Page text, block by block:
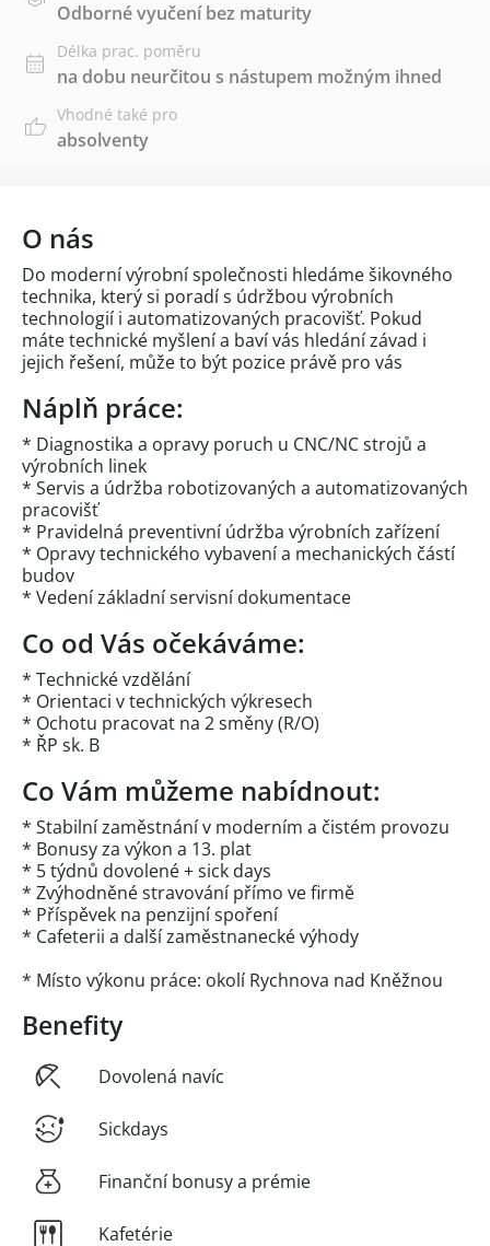
Odborné vyučení bez maturity
Délka prac. poměru
na dobu neurčitou s nástupem možným ihned
Vhodné také pro
absolventy
O nás
Do moderní výrobní společnosti hledáme šikovného
technika, který si poradí s údržbou výrobních
technologií i automatizovaných pracovišť. Pokud
máte technické myšlení a baví vás hledání závad i
jejich řešení, může to být pozice právě pro vás
Náplň práce:
* Diagnostika a opravy poruch u CNC/NC strojů a
výrobních linek
* Servis a údržba robotizovaných a automatizovaných
pracovišť
* Pravidelná preventivní údržba výrobních zařízení
* Opravy technického vybavení a mechanických částí
budov
* Vedení základní servisní dokumentace
Co od Vás očekáváme:
* Technické vzdělání
* Orientaci v technických výkresech
* Ochotu pracovat na 2 směny (R/O)
* ŘP sk. B
Co Vám můžeme nabídnout:
* Stabilní zaměstnání v moderním a čistém provozu
* Bonusy za výkon a 13. plat
* 5 týdnů dovolené + sick days
* Zvýhodněné stravování přímo ve firmě
* Příspěvek na penzijní spoření
* Cafeterii a další zaměstnanecké výhody
* Místo výkonu práce: okolí Rychnova nad Kněžnou
Benefity
Dovolená navíc
Sickdays
Finanční bonusy a prémie
Kafetérie